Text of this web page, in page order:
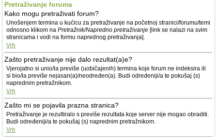
Pretraživanje foruma
Kako mogu pretraživati forum?
Unošenjem termina u kućicu za pretraživanje na početnoj stranici/forumu/temi
odnosno klikom na Pretražnik/Napredno pretraživanje [link se nalazi na svim
stranicama i vodi na formu naprednog pretraživanja].
Vrh
Zašto pretraživanje nije dalo rezultat(a)e?
Vjerojatno si unio/la previše (uobičajenih) termina koje forum ne indeksira ili
si bio/la previše nejasan(a)/neodređen(a). Budi određeniji/a te pokušaj (s)
naprednim pretražnikom.
Vrh
Zašto mi se pojavila prazna stranica?
Pretraživanje je rezultiralo s previše rezultata koje server nije mogao obraditi.
Budi određeniji/a te pokušaj (s) naprednim pretražnikom.
Vrh